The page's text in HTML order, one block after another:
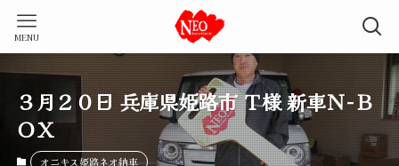
MENU
３月２０日 兵庫県姫路市 Ｔ様 新車Ｎ-Ｂ
ＯＸ
オニキス姫路ネオ納車